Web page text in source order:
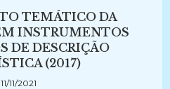
TEMÁTICO DA
INSTRUMENTOS
DE DESCRIÇÃO
(2017)
11/11/2021